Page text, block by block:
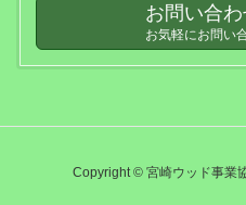
お問い合
お気軽にお問い
Copyright © 宮崎ウッド事業